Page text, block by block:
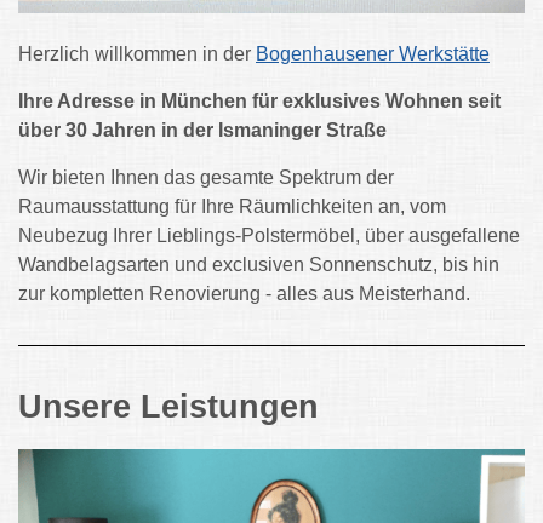
Herzlich willkommen in der Bogenhausener Werkstätte
Ihre Adresse in München für exklusives Wohnen seit
über 30 Jahren in der Ismaninger Straße
Wir bieten Ihnen das gesamte Spektrum der
Raumausstattung für Ihre Räumlichkeiten an, vom
Neubezug Ihrer Lieblings-Polstermöbel, über ausgefallene
Wandbelagsarten und exclusiven Sonnenschutz, bis hin
zur kompletten Renovierung - alles aus Meisterhand.
Unsere Leistungen